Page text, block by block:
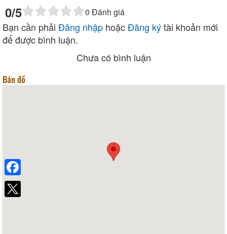
0/5 0 Đánh giá
Bạn cần phải Đăng nhập hoặcĐăng kýtài khoản mới
để được bình luận.
Chưa có bình luận
Bản đồ
Facebook